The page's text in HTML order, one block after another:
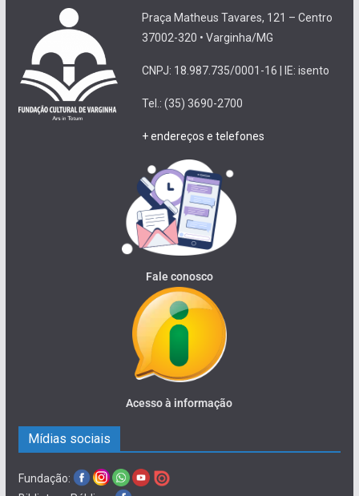
Praça Matheus Tavares, 121 – Centro
37002-320 • Varginha/MG
CNPJ: 18.987.735/0001-16 | IE: isento
Tel.: (35) 3690-2700
+ endereços e telefones
Fale conosco
Acesso à informação
Mídias sociais
Fundação: